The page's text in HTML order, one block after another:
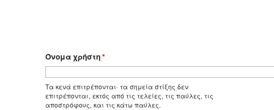
Όνομα χρήστη*
Τα κενά επιτρέπονται· τα σημεία στίξης δεν
επιτρέπονται, εκτός από τις τελείες, τις παύλες, τις
αποστρόφους, και τις κάτω παύλες.